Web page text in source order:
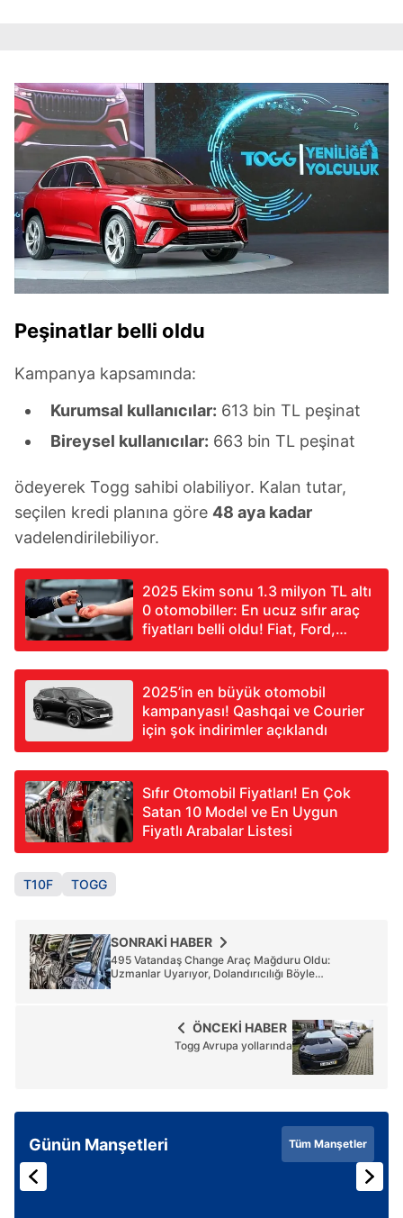
Peşinatlar belli oldu
Kampanya kapsamında:
Kurumsal kullanıcılar: 613 bin TL peşinat
Bireysel kullanıcılar: 663 bin TL peşinat
ödeyerek Togg sahibi olabiliyor. Kalan tutar,
seçilen kredi planına göre 48 aya kadar
vadelendirilebiliyor.
2025 Ekim sonu 1.3 milyon TL altı
0 otomobiller: En ucuz sıfır araç
fiyatları belli oldu! Fiat, Ford,
Renault, Toyota, Opel...
2025’in en büyük otomobil
kampanyası! Qashqai ve Courier
için şok indirimler açıklandı
Sıfır Otomobil Fiyatları! En Çok
Satan 10 Model ve En Uygun
Fiyatlı Arabalar Listesi
T10F TOGG
SONRAKİ HABER
495 Vatandaş Change Araç Mağduru Oldu:
Uzmanlar Uyarıyor, Dolandırıcılığı Böyle
ÖNCEKİ HABER
Togg Avrupa yollarında
Günün Manşetleri Tüm Manşetler